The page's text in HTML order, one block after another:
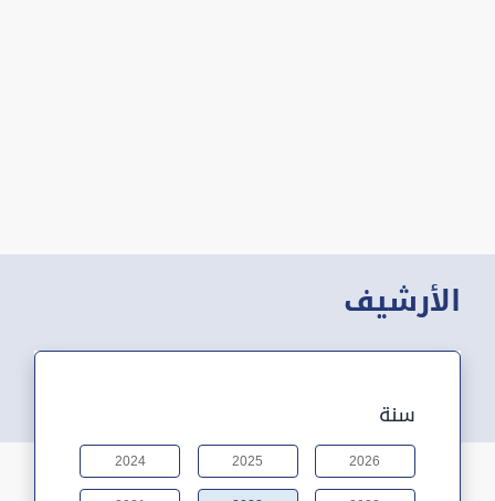
الأرشيف
سنة
2026
2025
2024